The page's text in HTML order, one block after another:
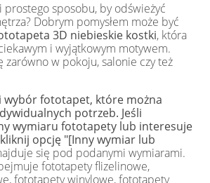
prostego sposobu, by odświeżyć
Dobrym pomysłem może być
3D niebieskie kostki, która
i wyjątkowym motywem.
zarówno w pokoju, salonie czy też
wybór fototapet, które można
potrzeb. Jeśli
wymiaru fototapety lub interesuje
opcję "[Inny wymiar lub
się pod podanymi wymiarami.
fototapety flizelinowe,
fototapety winylowe, fototapety